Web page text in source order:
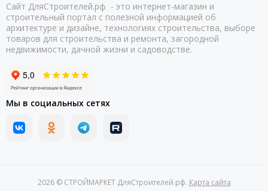
Сайт ДляСтроителей.рф - это интернет-магазин и
строительный портал с полезной информацией об
архитектуре и дизайне, технологиях строительства, выборе
товаров для строительства и ремонта, загородной
недвижимости, дачной жизни и садоводстве.
Мы в социальных сетях
2026 © СТРОЙМАРКЕТ ДляСтроителей.рф. Карта сайта